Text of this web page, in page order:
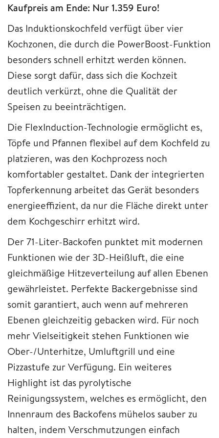
Kaufpreis am Ende: Nur 1.359 Euro!
Das Induktionskochfeld verfügt über vier
Kochzonen, die durch die PowerBoost-Funktion
besonders schnell erhitzt werden können.
Diese sorgt dafür, dass sich die Kochzeit
deutlich verkürzt, ohne die Qualität der
Speisen zu beeinträchtigen.
Die FlexInduction-Technologie ermöglicht es,
Töpfe und Pfannen flexibel auf dem Kochfeld zu
platzieren, was den Kochprozess noch
komfortabler gestaltet. Dank der integrierten
Topferkennung arbeitet das Gerät besonders
energieeffizient, da nur die Fläche direkt unter
dem Kochgeschirr erhitzt wird.
Der 71-Liter-Backofen punktet mit modernen
Funktionen wie der 3D-Heißluft, die eine
gleichmäßige Hitzeverteilung auf allen Ebenen
gewährleistet. Perfekte Backergebnisse sind
somit garantiert, auch wenn auf mehreren
Ebenen gleichzeitig gebacken wird. Für noch
mehr Vielseitigkeit stehen Funktionen wie
Ober-/Unterhitze, Umluftgrill und eine
Pizzastufe zur Verfügung. Ein weiteres
Highlight ist das pyrolytische
Reinigungssystem, welches es ermöglicht, den
Innenraum des Backofens mühelos sauber zu
halten, indem Verschmutzungen einfach